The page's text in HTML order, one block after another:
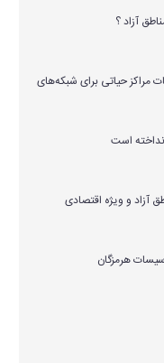
آزاد ؟
مراکز حیاتی برای شبکه‌های
است
آزاد و ویژه اقتصادی